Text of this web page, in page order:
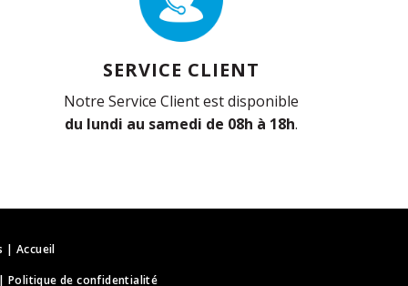
SERVICE CLIENT
Notre Service Client est disponible
du lundi au samedi de 08h à 18h.
|Accueil
Politique de confidentialité